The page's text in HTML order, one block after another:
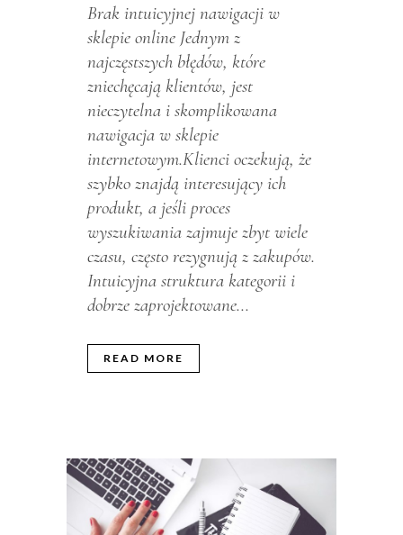
Brak intuicyjnej nawigacji w
sklepie online Jednym z
najczęstszych błędów, które
zniechęcają klientów, jest
nieczytelna i skomplikowana
nawigacja w sklepie
internetowym.Klienci oczekują, że
szybko znajdą interesujący ich
produkt, a jeśli proces
wyszukiwania zajmuje zbyt wiele
czasu, często rezygnują z zakupów.
Intuicyjna struktura kategorii i
dobrze zaprojektowane...
READ MORE